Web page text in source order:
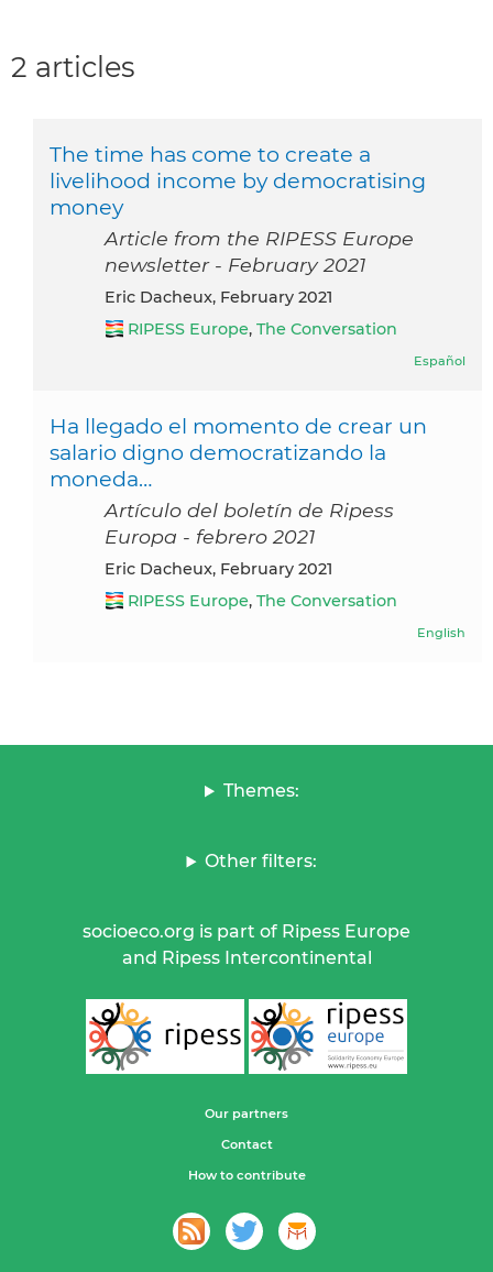
2 articles
The time has come to create a
livelihood income by democratising
money
Article from the RIPESS Europe
newsletter - February 2021
Eric Dacheux, February 2021
RIPESS Europe, The Conversation
Español
Ha llegado el momento de crear un
salario digno democratizando la
moneda…
Artículo del boletín de Ripess
Europa - febrero 2021
Eric Dacheux, February 2021
RIPESS Europe, The Conversation
English
Themes:
Other filters:
socioeco.org is part of Ripess Europe
and Ripess Intercontinental
Our partners
Contact
How to contribute